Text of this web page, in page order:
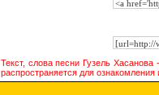
Текст, слова песни Гузель
распространяется для